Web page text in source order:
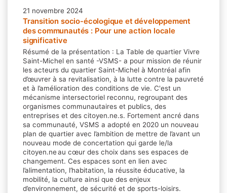
21 novembre 2024
Transition socio-écologique et développement
des communautés : Pour une action locale
significative
Résumé de la présentation : La Table de quartier Vivre
Saint-Michel en santé -VSMS- a pour mission de réunir
les acteurs du quartier Saint-Michel à Montréal afin
d’œuvrer à sa revitalisation, à la lutte contre la pauvreté
et à l’amélioration des conditions de vie. C'est un
mécanisme intersectoriel reconnu, regroupant des
organismes communautaires et publics, des
entreprises et des citoyen.ne.s. Fortement ancré dans
sa communauté, VSMS a adopté en 2020 un nouveau
plan de quartier avec l’ambition de mettre de l’avant un
nouveau mode de concertation qui garde le/la
citoyen.ne au cœur des choix dans ses espaces de
changement. Ces espaces sont en lien avec
l’alimentation, l’habitation, la réussite éducative, la
mobilité, la culture ainsi que des enjeux
d’environnement, de sécurité et de sports-loisirs.